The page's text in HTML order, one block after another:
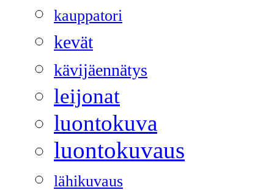
kauppatori
kevät
kävijäennätys
leijonat
luontokuva
luontokuvaus
lähikuvaus